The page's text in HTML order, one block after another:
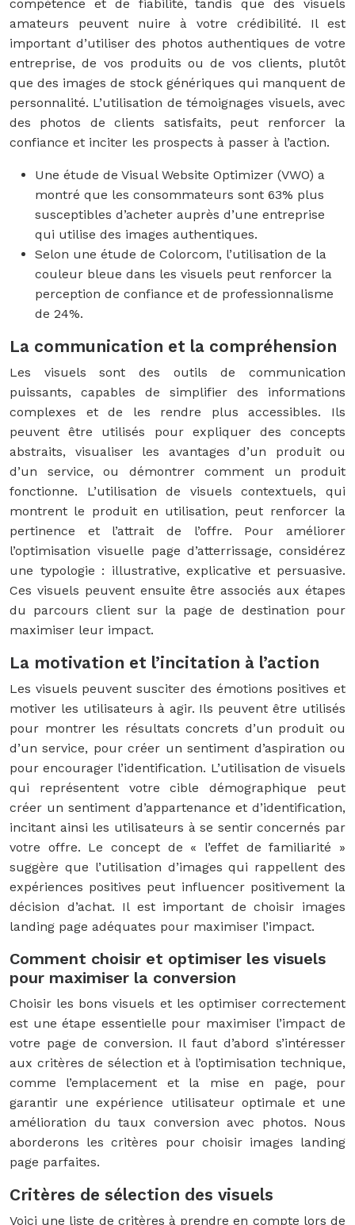
compétence et de fiabilité, tandis que des visuels
amateurs peuvent nuire à votre crédibilité. Il est
important d’utiliser des photos authentiques de votre
entreprise, de vos produits ou de vos clients, plutôt
que des images de stock génériques qui manquent de
personnalité. L’utilisation de témoignages visuels, avec
des photos de clients satisfaits, peut renforcer la
confiance et inciter les prospects à passer à l’action.
Une étude de Visual Website Optimizer (VWO) a
montré que les consommateurs sont 63% plus
susceptibles d’acheter auprès d’une entreprise
qui utilise des images authentiques.
Selon une étude de Colorcom, l’utilisation de la
couleur bleue dans les visuels peut renforcer la
perception de confiance et de professionnalisme
de 24%.
La communication et la compréhension
Les visuels sont des outils de communication
puissants, capables de simplifier des informations
complexes et de les rendre plus accessibles. Ils
peuvent être utilisés pour expliquer des concepts
abstraits, visualiser les avantages d’un produit ou
d’un service, ou démontrer comment un produit
fonctionne. L’utilisation de visuels contextuels, qui
montrent le produit en utilisation, peut renforcer la
pertinence et l’attrait de l’offre. Pour améliorer
l’optimisation visuelle page d’atterrissage, considérez
une typologie : illustrative, explicative et persuasive.
Ces visuels peuvent ensuite être associés aux étapes
du parcours client sur la page de destination pour
maximiser leur impact.
La motivation et l’incitation à l’action
Les visuels peuvent susciter des émotions positives et
motiver les utilisateurs à agir. Ils peuvent être utilisés
pour montrer les résultats concrets d’un produit ou
d’un service, pour créer un sentiment d’aspiration ou
pour encourager l’identification. L’utilisation de visuels
qui représentent votre cible démographique peut
créer un sentiment d’appartenance et d’identification,
incitant ainsi les utilisateurs à se sentir concernés par
votre offre. Le concept de « l’effet de familiarité »
suggère que l’utilisation d’images qui rappellent des
expériences positives peut influencer positivement la
décision d’achat. Il est important de choisir images
landing page adéquates pour maximiser l’impact.
Comment choisir et optimiser les visuels
pour maximiser la conversion
Choisir les bons visuels et les optimiser correctement
est une étape essentielle pour maximiser l’impact de
votre page de conversion. Il faut d’abord s’intéresser
aux critères de sélection et à l’optimisation technique,
comme l’emplacement et la mise en page, pour
garantir une expérience utilisateur optimale et une
amélioration du taux conversion avec photos. Nous
aborderons les critères pour choisir images landing
page parfaites.
Critères de sélection des visuels
Voici une liste de critères à prendre en compte lors de